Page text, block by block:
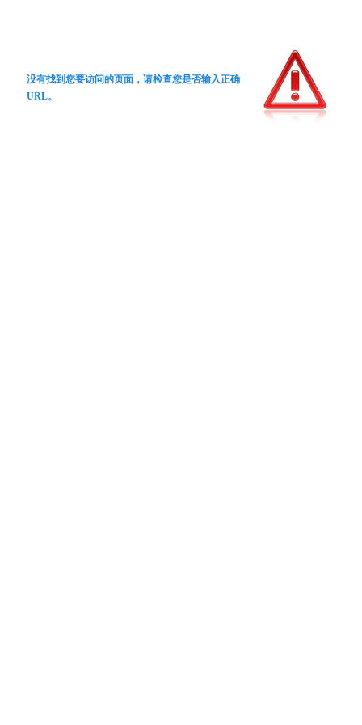
没有找到您要访问的页面，请检查您是否输入正确
URL。